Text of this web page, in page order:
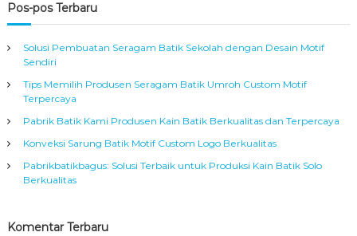
t
a
d
n
:
Pos-pos Terbaru
Solusi Pembuatan Seragam Batik Sekolah dengan Desain Motif
Sendiri
Tips Memilih Produsen Seragam Batik Umroh Custom Motif
Terpercaya
Pabrik Batik Kami Produsen Kain Batik Berkualitas dan Terpercaya
Konveksi Sarung Batik Motif Custom Logo Berkualitas
Pabrikbatikbagus: Solusi Terbaik untuk Produksi Kain Batik Solo
Berkualitas
Komentar Terbaru